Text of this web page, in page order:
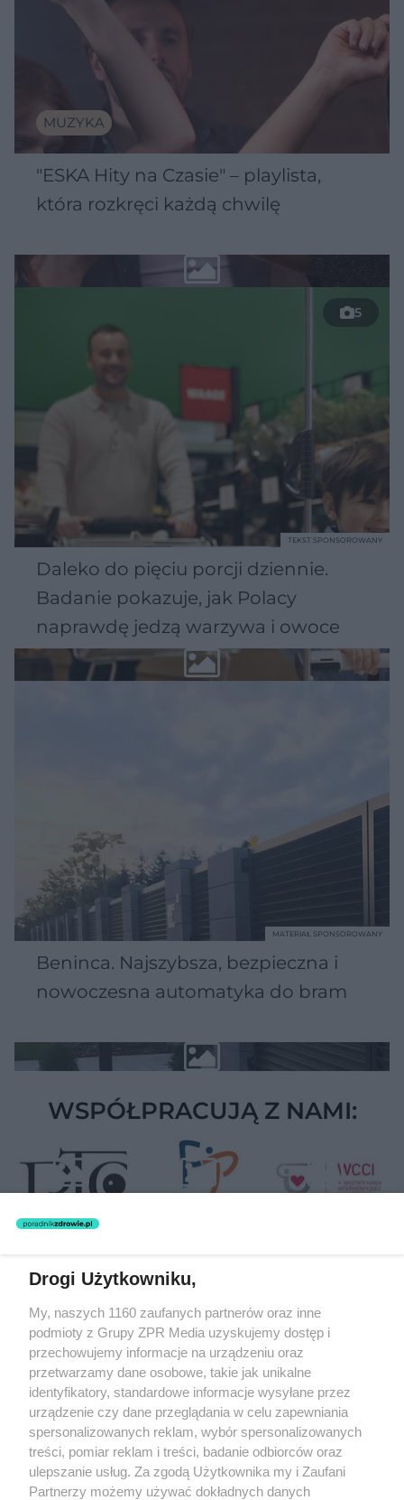
MUZYKA
"ESKA Hity na Czasie" – playlista,
która rozkręci każdą chwilę
5
Daleko do pięciu porcji dziennie.
Badanie pokazuje, jak Polacy
naprawdę jedzą warzywa i owoce
TEKST SPONSOROWANY
Beninca. Najszybsza, bezpieczna i
nowoczesna automatyka do bram
MATERIAŁ SPONSOROWANY
WSPÓŁPRACUJĄ Z NAMI:
rozpowszechniany lub dalej rozpowszechniany w jakikolwiek sposób
(w tym także elektroniczny lub mechaniczny) na jakimkolwiek polu
eksploatacji w jakiejkolwiek formie, włącznie z umieszczaniem w
Internecie bez pisemnej zgody właściciela praw. Jakiekolwiek użycie
lub wykorzystanie utworów w całości lub w części z naruszeniem
prawa, tzn. bez właściwej zgody, jest zabronione pod groźbą kary i
może być ścigane prawnie.
Drogi Użytkowniku,
My, naszych 1160 zaufanych partnerów oraz inne
podmioty z Grupy ZPR Media uzyskujemy dostęp i
przechowujemy informacje na urządzeniu oraz
przetwarzamy dane osobowe, takie jak unikalne
identyfikatory, standardowe informacje wysyłane przez
urządzenie czy dane przeglądania w celu zapewniania
spersonalizowanych reklam, wybór spersonalizowanych
treści, pomiar reklam i treści, badanie odbiorców oraz
ulepszanie usług. Za zgodą Użytkownika my i Zaufani
Partnerzy możemy używać dokładnych danych